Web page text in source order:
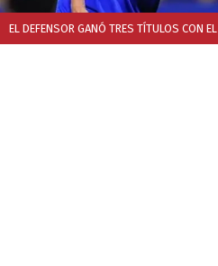
EL DEFENSOR GANÓ TRES TÍTULOS CON